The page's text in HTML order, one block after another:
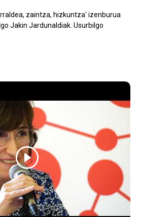
zaintza, hizkuntza' izenburua
Jakin Jardunaldiak. Usurbilgo